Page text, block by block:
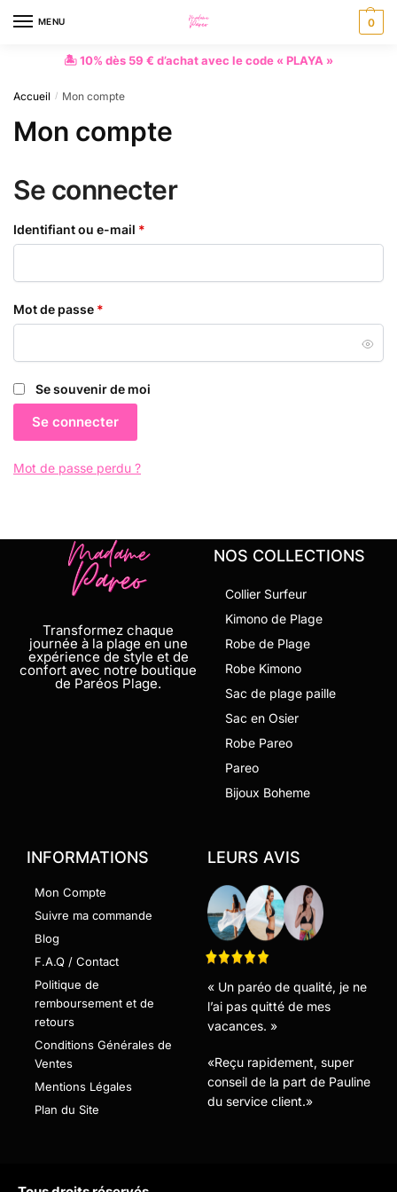
MENU 0
🏝 10% dès 59 € d’achat avec le code « PLAYA »
Accueil / Mon compte
Mon compte
Se connecter
Identifiant ou e-mail *
Mot de passe *
Se souvenir de moi
Se connecter
Mot de passe perdu ?
Transformez chaque
journée à la plage en une
expérience de style et de
confort avec notre boutique
de Paréos Plage.
NOS COLLECTIONS
Collier Surfeur
Kimono de Plage
Robe de Plage
Robe Kimono
Sac de plage paille
Sac en Osier
Robe Pareo
Pareo
Bijoux Boheme
INFORMATIONS
Mon Compte
Suivre ma commande
Blog
F.A.Q / Contact
Politique de
remboursement et de
retours
Conditions Générales de
Ventes
Mentions Légales
Plan du Site
LEURS AVIS
« Un paréo de qualité, je ne
l’ai pas quitté de mes
vacances. »
«Reçu rapidement, super
conseil de la part de Pauline
du service client.»